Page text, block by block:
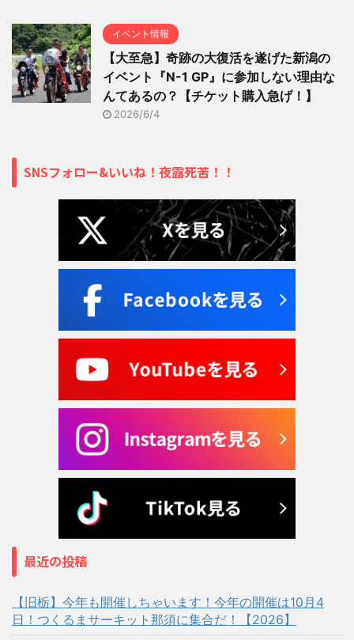
イベント情報
【大至急】奇跡の大復活を遂げた新潟の
イベント『N-1 GP』に参加しない理由な
んてあるの？【チケット購入急げ！】
2026/6/4
SNSフォロー&いいね！夜露死苦！！
最近の投稿
【旧栃】今年も開催しちゃいます！今年の開催は10月4
日！つくるまサーキット那須に集合だ！【2026】